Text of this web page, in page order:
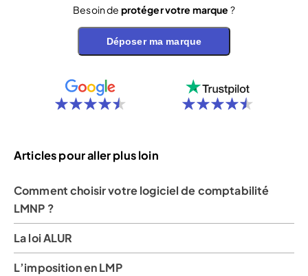
Besoin de protéger votre marque ?
Déposer ma marque
Articles pour aller plus loin
Comment choisir votre logiciel de comptabilité
LMNP ?
La loi ALUR
L’imposition en LMP